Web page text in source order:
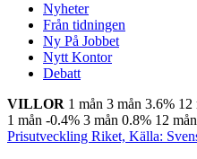
Nyheter
Från tidningen
Ny På Jobbet
Nytt Kontor
Debatt
VILLOR 1 mån 3 mån 3.6% 12
1 mån -0.4% 3 mån 0.8% 12 mån
Prisutveckling Riket, Källa: